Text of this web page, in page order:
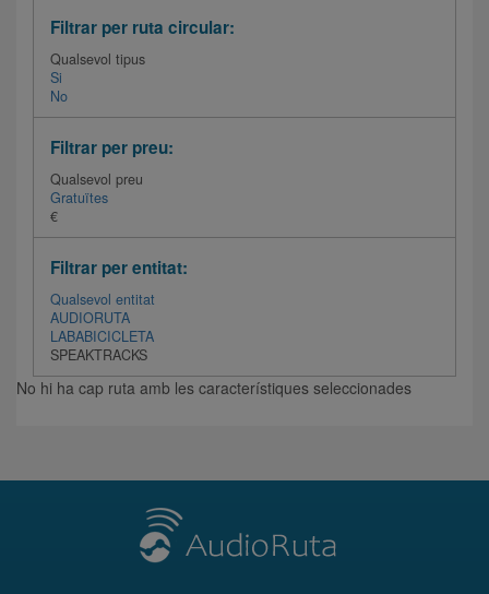
Filtrar per ruta circular:
Qualsevol tipus
Si
No
Filtrar per preu:
Qualsevol preu
Gratuïtes
€
Filtrar per entitat:
Qualsevol entitat
AUDIORUTA
LABABICICLETA
SPEAKTRACKS
No hi ha cap ruta amb les característiques seleccionades